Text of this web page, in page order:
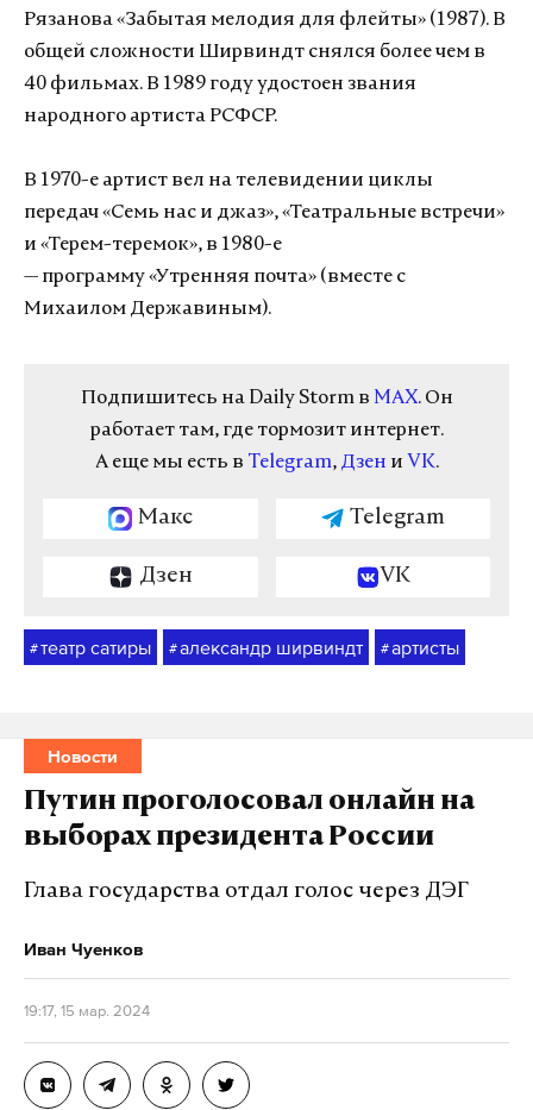
Рязанова «Забытая мелодия для флейты» (1987). В
общей сложности Ширвиндт снялся более чем в
40 фильмах. В 1989 году удостоен звания
народного артиста РСФСР.
В 1970-е артист вел на телевидении циклы
передач «Семь нас и джаз», «Театральные встречи»
и «Терем-теремок», в 1980-е
— программу «Утренняя почта» (вместе с
Михаилом Державиным).
Подпишитесь на Daily Storm в MAX. Он
работает там, где тормозит интернет.
А еще мы есть в Telegram, Дзен и VK.
Макс Telegram
Дзен VK
#театр сатиры #александр ширвиндт #артисты
Новости
Путин проголосовал онлайн на
выборах президента России
Глава государства отдал голос через ДЭГ
Иван Чуенков
19:17, 15 мар. 2024